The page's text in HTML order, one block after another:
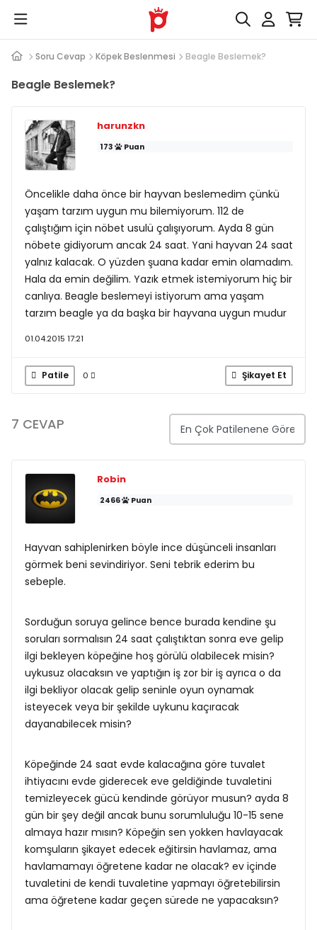
Soru Cevap Köpek Beslenmesi Beagle Beslemek?
Beagle Beslemek?
harunzkn
173 Puan
Öncelikle daha önce bir hayvan beslemedim çünkü
yaşam tarzım uygun mu bilemiyorum. 112 de
çalıştığım için nöbet usulü çalışıyorum. Ayda 8 gün
nöbete gidiyorum ancak 24 saat. Yani hayvan 24 saat
yalnız kalacak. O yüzden şuana kadar emin olamadım.
Hala da emin değilim. Yazık etmek istemiyorum hiç bir
canlıya. Beagle beslemeyi istiyorum ama yaşam
tarzım beagle ya da başka bir hayvana uygun mudur
01.04.2015 17:21
Patile 0 Şikayet Et
7 CEVAP
Robin
2466 Puan
Hayvan sahiplenirken böyle ince düşünceli insanları
görmek beni sevindiriyor. Seni tebrik ederim bu
sebeple.
Sorduğun soruya gelince bence burada kendine şu
soruları sormalısın 24 saat çalıştıktan sonra eve gelip
ilgi bekleyen köpeğine hoş görülü olabilecek misin?
uykusuz olacaksın ve yaptığın iş zor bir iş ayrıca o da
ilgi bekliyor olacak gelip seninle oyun oynamak
isteyecek veya bir şekilde uykunu kaçıracak
dayanabilecek misin?
Köpeğinde 24 saat evde kalacağına göre tuvalet
ihtiyacını evde giderecek eve geldiğinde tuvaletini
temizleyecek gücü kendinde görüyor musun? ayda 8
gün bir şey değil ancak bunu sorumluluğu 10-15 sene
almaya hazır mısın? Köpeğin sen yokken havlayacak
komşuların şikayet edecek eğitirsin havlamaz, ama
havlamamayı öğretene kadar ne olacak? ev içinde
tuvaletini de kendi tuvaletine yapmayı öğretebilirsin
ama öğretene kadar geçen sürede ne yapacaksın?